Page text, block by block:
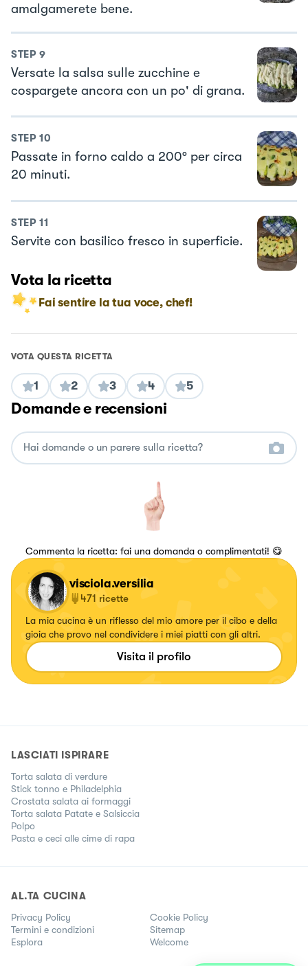
amalgamerete bene.
STEP 9
Versate la salsa sulle zucchine e
cospargete ancora con un po' di grana.
STEP 10
Passate in forno caldo a 200° per circa
20 minuti.
STEP 11
Servite con basilico fresco in superficie.
Vota la ricetta
Fai sentire la tua voce, chef!
VOTA QUESTA RICETTA
1 2 3 4 5
Domande e recensioni
Commenta la ricetta: fai una domanda o complimentati! 😋
visciola.versilia
471 ricette
La mia cucina è un riflesso del mio amore per il cibo e della
gioia che provo nel condividere i miei piatti con gli altri.
Visita il profilo
LASCIATI ISPIRARE
Torta salata di verdure
Stick tonno e Philadelphia
Crostata salata ai formaggi
Torta salata Patate e Salsiccia
Polpo
Pasta e ceci alle cime di rapa
AL.TA CUCINA
Privacy Policy
Cookie Policy
Termini e condizioni
Sitemap
Esplora
Welcome